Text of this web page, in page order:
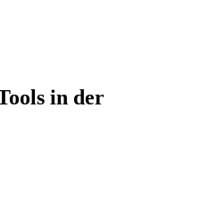
in der